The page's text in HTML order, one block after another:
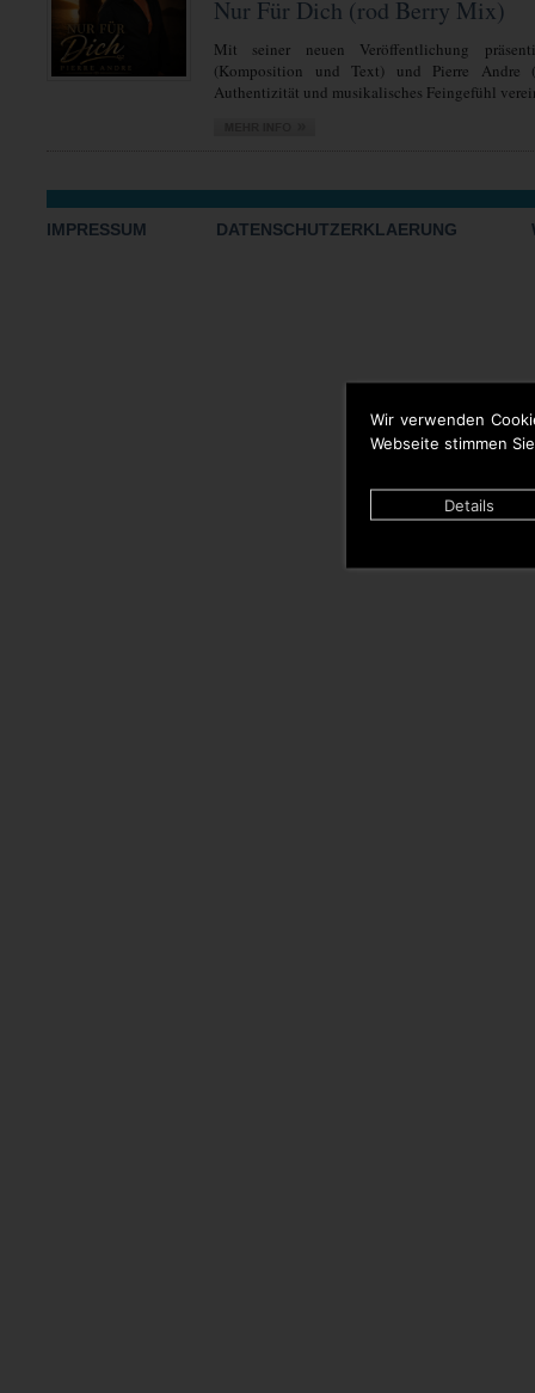
Wir verwenden
Webseite stimmen
Details
Nur Für Dich (rod Berry Mix)
Mit seiner neuen Veröffentlichung
(Komposition und Text) und Pierre Andre
Authentizität und musikalisches Feingefühl
IMPRESSUM DATENSCHUTZERKLAERUNG